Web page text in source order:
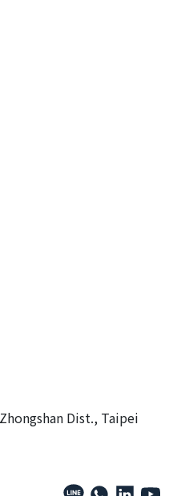
Dist., Taipei